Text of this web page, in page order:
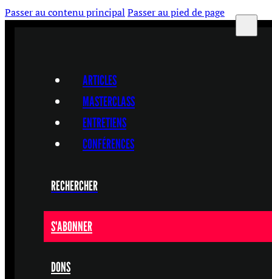
Passer au contenu principal Passer au pied de page
ARTICLES
MASTERCLASS
ENTRETIENS
CONFÉRENCES
RECHERCHER
S'ABONNER
DONS